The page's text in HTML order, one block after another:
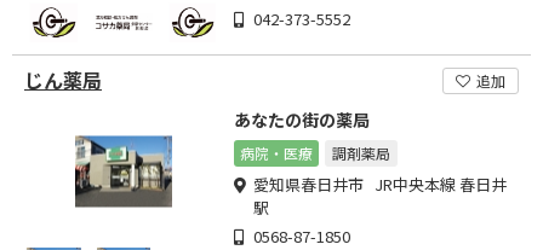
042-373-5552
じん薬局 追加
あなたの街の薬局
病院・医療 調剤薬局
愛知県春日井市 JR中央本線 春日井
駅
0568-87-1850